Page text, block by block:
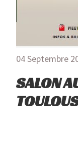
04 Septembre
SALON